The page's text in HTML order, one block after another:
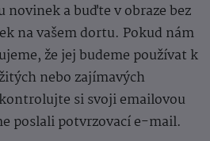
novinek a buďte v obraze bez
na vašem dortu. Pokud nám
že jej budeme používat k
nebo zajímavých
si svoji emailovou
poslali potvrzovací e-mail.